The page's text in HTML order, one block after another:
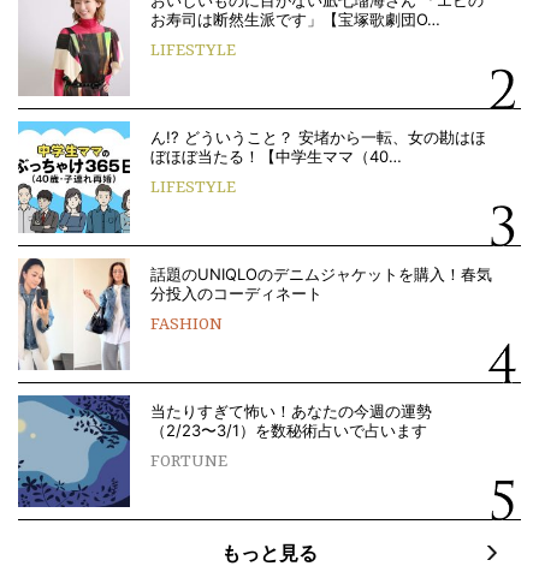
お寿司は断然生派です」【宝塚歌劇団O…
LIFESTYLE
ん!? どういうこと？ 安堵から一転、女の勘はほ
ぼほぼ当たる！【中学生ママ（40…
LIFESTYLE
話題のUNIQLOのデニムジャケットを購入！春気
分投入のコーディネート
FASHION
当たりすぎて怖い！あなたの今週の運勢
（2/23〜3/1）を数秘術占いで占います
FORTUNE
もっと見る